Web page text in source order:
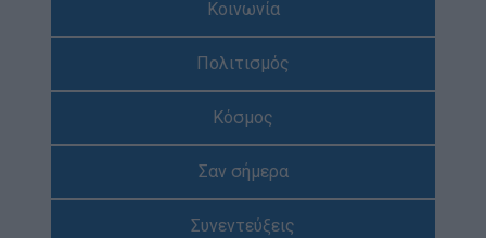
Η Προσκοπική Μέθοδος
Προσκοπικό Πρόγραμμα
Στόχοι Βιώσιμης Ανάπτυξης
Κοινωνία
Πολιτισμός
Κόσμος
Σαν σήμερα
Συνεντεύξεις